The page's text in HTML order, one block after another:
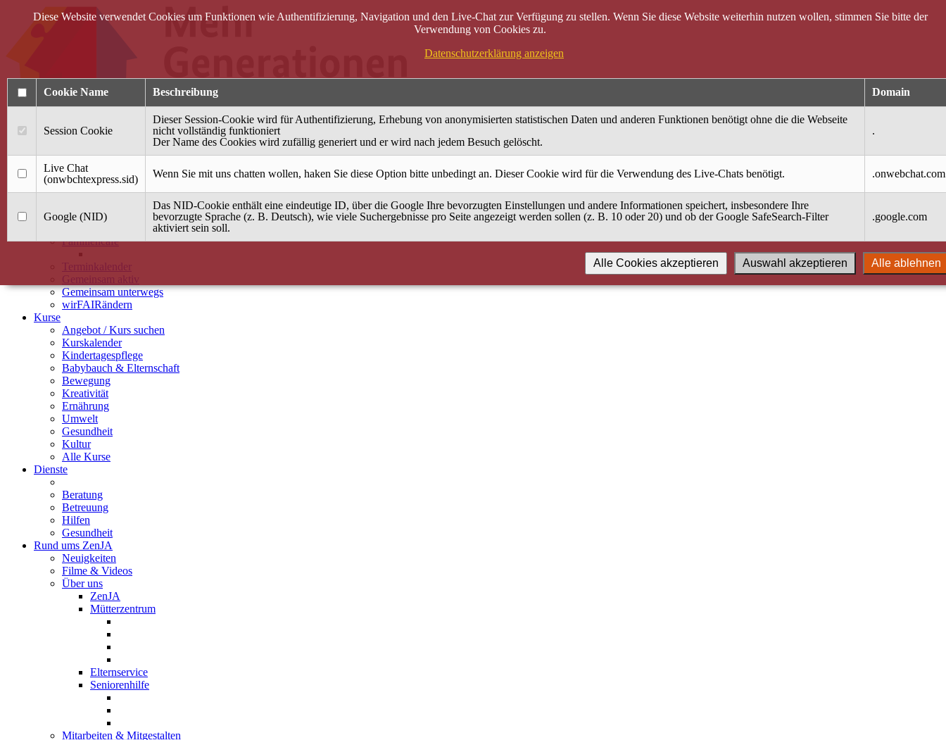
Anmelden
Startseite
Treffpunkt Jung & Alt
40 Jahre Mütterzentrum
Familiencafé
Terminkalender
Gemeinsam aktiv
Gemeinsam unterwegs
wirFAIRändern
Kurse
Angebot / Kurs suchen
Kurskalender
Kindertagespflege
Babybauch & Elternschaft
Bewegung
Kreativität
Ernährung
Umwelt
Gesundheit
Kultur
Alle Kurse
Dienste
Beratung
Betreuung
Hilfen
Gesundheit
Rund ums ZenJA
Neuigkeiten
Filme & Videos
Über uns
ZenJA
Mütterzentrum
Elternservice
Seniorenhilfe
Mitarbeiten & Mitgestalten
Diese Website verwendet Cookies um Funktionen wie Authentifizierung, Navigation und den Live-Chat zur Verfügung zu stellen. Wenn Sie diese Website weiterhin nutzen wollen, stimmen Sie bitte der
Verwendung von Cookies zu.
Datenschutzerklärung anzeigen
Cookie Name Beschreibung Domain
Session Cookie
Dieser Session-Cookie wird für Authentifizierung, Erhebung von anonymisierten statistischen Daten und anderen Funktionen benötigt ohne die die Webseite
nicht vollständig funktioniert
Der Name des Cookies wird zufällig generiert und er wird nach jedem Besuch gelöscht.
.
Live Chat
(onwbchtexpress.sid)
Wenn Sie mit uns chatten wollen, haken Sie diese Option bitte unbedingt an. Dieser Cookie wird für die Verwendung des Live-Chats benötigt. .onwebchat.com
Google (NID)
Das NID-Cookie enthält eine eindeutige ID, über die Google Ihre bevorzugten Einstellungen und andere Informationen speichert, insbesondere Ihre
bevorzugte Sprache (z. B. Deutsch), wie viele Suchergebnisse pro Seite angezeigt werden sollen (z. B. 10 oder 20) und ob der Google SafeSearch-Filter
aktiviert sein soll.
.google.com
Alle ablehnen
Auswahl akzeptieren
Alle Cookies akzeptieren